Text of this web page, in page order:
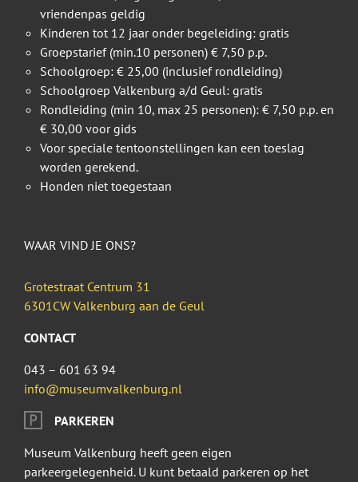
vriendenpas geldig
Kinderen tot 12 jaar onder begeleiding: gratis
Groepstarief (min.10 personen) € 7,50 p.p.
Schoolgroep: € 25,00 (inclusief rondleiding)
Schoolgroep Valkenburg a/d Geul: gratis
Rondleiding (min 10, max 25 personen): € 7,50 p.p. en
€ 30,00 voor gids
Voor speciale tentoonstellingen kan een toeslag
worden gerekend.
Honden niet toegestaan
WAAR VIND JE ONS?
Grotestraat Centrum 31
6301CW Valkenburg aan de Geul
CONTACT
043 – 601 63 94
info@museumvalkenburg.nl
PARKEREN
Museum Valkenburg heeft geen eigen
parkeergelegenheid. U kunt betaald parkeren op het